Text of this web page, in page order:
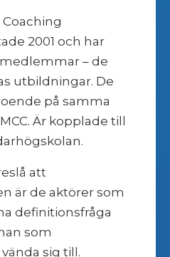
2001 och har
– de
utbildningar. De
på samma
Är kopplade till
att
är de aktörer som
definitionsfråga
som
sig till.